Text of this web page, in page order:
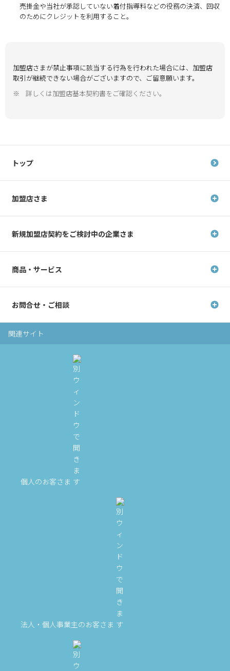
売掛金や当社が承認していない着付指導料などの役務の決済、回収
のためにクレジットを利用すること。
加盟店さまが禁止事項に該当する行為を行われた場合には、加盟店
取引が継続できない場合がございますので、ご留意願います。
※
詳しくは加盟店基本契約書をご確認ください。
トップ
加盟店さま
新規加盟店契約をご検討中の企業さま
商品・サービス
お問合せ・ご相談
関連サイト
個人のお客さま
法人・個人事業主のお客さま